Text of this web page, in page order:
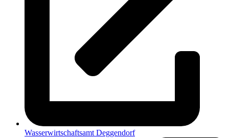
Wasserwirtschaftsamt Deggendorf